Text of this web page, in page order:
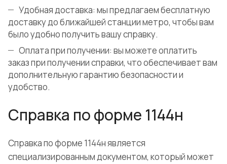
Удобная доставка: мы предлагаем бесплатную
доставку до ближайшей станции метро, чтобы вам
было удобно получить вашу справку.
Оплата при получении: вы можете оплатить
заказ при получении справки, что обеспечивает вам
дополнительную гарантию безопасности и
удобство.
Справка по форме 1144н
Справка по форме 1144н является
специализированным документом, который может